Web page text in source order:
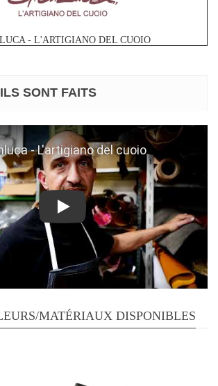
- L'ARTIGIANO DEL CUOIO
SONT FAITS
Play
MATÉRIAUX DISPONIBLES